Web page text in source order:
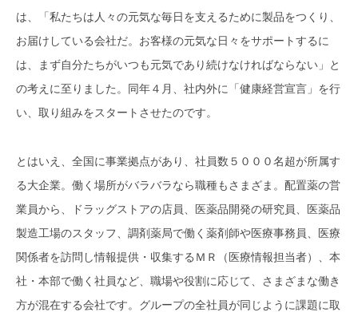
は、「私たちは人々の元気な毎日を支えるために製品をつくり、
お届けしている会社だ。お客様の元気な日々をサポートするに
は、まず自分たちがいつも元気であり続けなければならない」と
の考えに至りました。同年４月、社内外に「健康経営宣言」を行
い、取り組みをスタートさせたのです。
とはいえ、全国に事業拠点があり、社員数５０００名超が所属す
る大企業。働く場所がバラバラなら職種もさまざま。配置薬の営
業員から、ドラッグストアの店員、医薬品開発の研究員、医薬品
製造工場のスタッフ、調剤薬局で働く薬剤師や医療事務員、医療
関係者を訪問し情報提供・収集するＭＲ（医療情報担当者）、本
社・本部で働く社員など、職場や役割に応じて、さまざまな働き
方が混在する会社です。グループの全社員が同じように課題に取